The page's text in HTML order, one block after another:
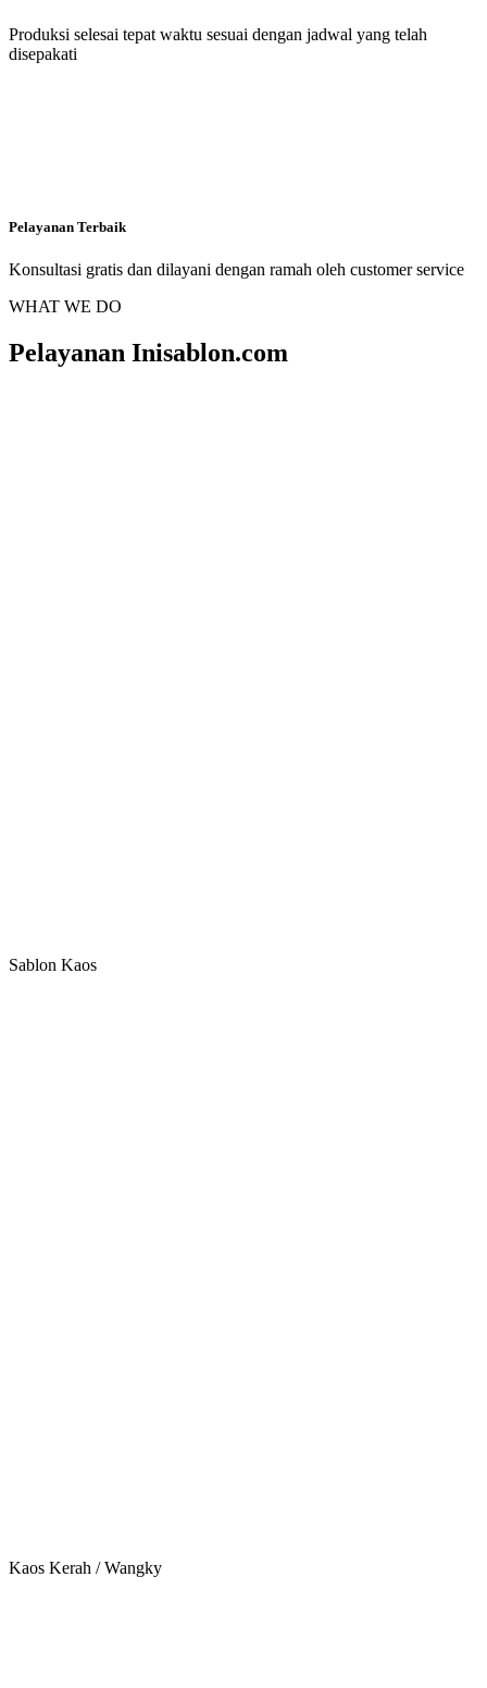
Produksi selesai tepat waktu sesuai dengan jadwal yang telah
disepakati
Pelayanan Terbaik
Konsultasi gratis dan dilayani dengan ramah oleh customer service
WHAT WE DO
Pelayanan Inisablon.com
Sablon Kaos
Kaos Kerah / Wangky